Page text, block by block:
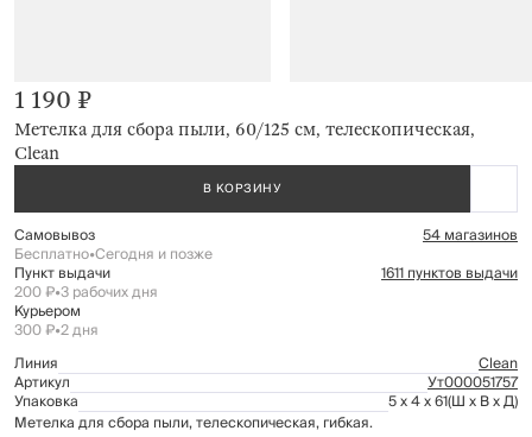
Метелка для сбора пыли, 60/125 см, телескопическая,
Clean
1 190 ₽
В КОРЗИНУ
Самовывоз 54 магазинов
Бесплатно•Сегодня и позже
Пункт выдачи 1611 пунктов выдачи
200 ₽•3 рабочих дня
Курьером
300 ₽•2 дня
Линия
Clean
Артикул Ут000051757
Упаковка 5 x 4 x 61(Ш x В x Д)
Метелка для сбора пыли, телескопическая, гибкая.